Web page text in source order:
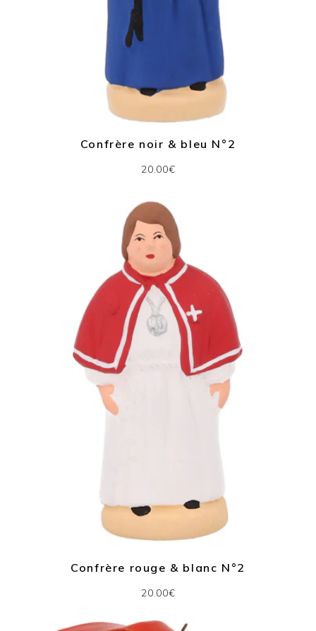
Confrère noir & bleu N°2
20.00€
Confrère rouge & blanc N°2
20.00€